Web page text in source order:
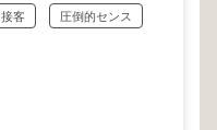
客 圧倒的センス